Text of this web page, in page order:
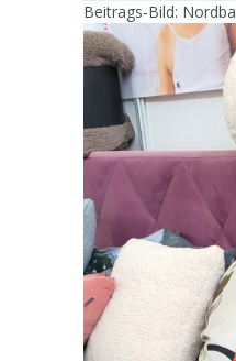
Beitrags-Bild: